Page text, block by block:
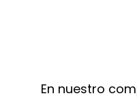
En nuestro